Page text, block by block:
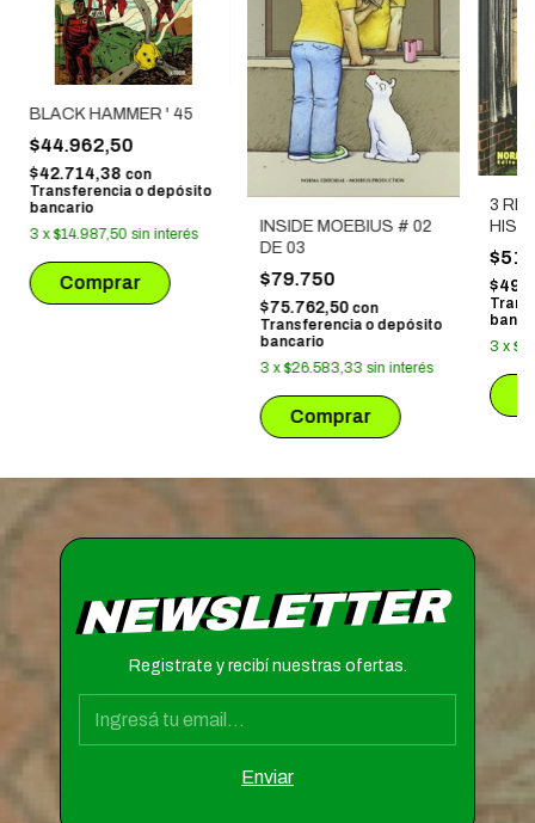
BLACK HAMMER ' 45
$44.962,50
$42.714,38 con
Transferencia o depósito
bancario
3 x$14.987,50 sin interés
INSIDE MOEBIUS # 02
DE 03
$79.750
$75.762,50 con
Transferencia o depósito
bancario
3 x$26.583,33 sin interés
3
DEL
3 x
NEWSLETTER
Registrate y recibí nuestras ofertas.